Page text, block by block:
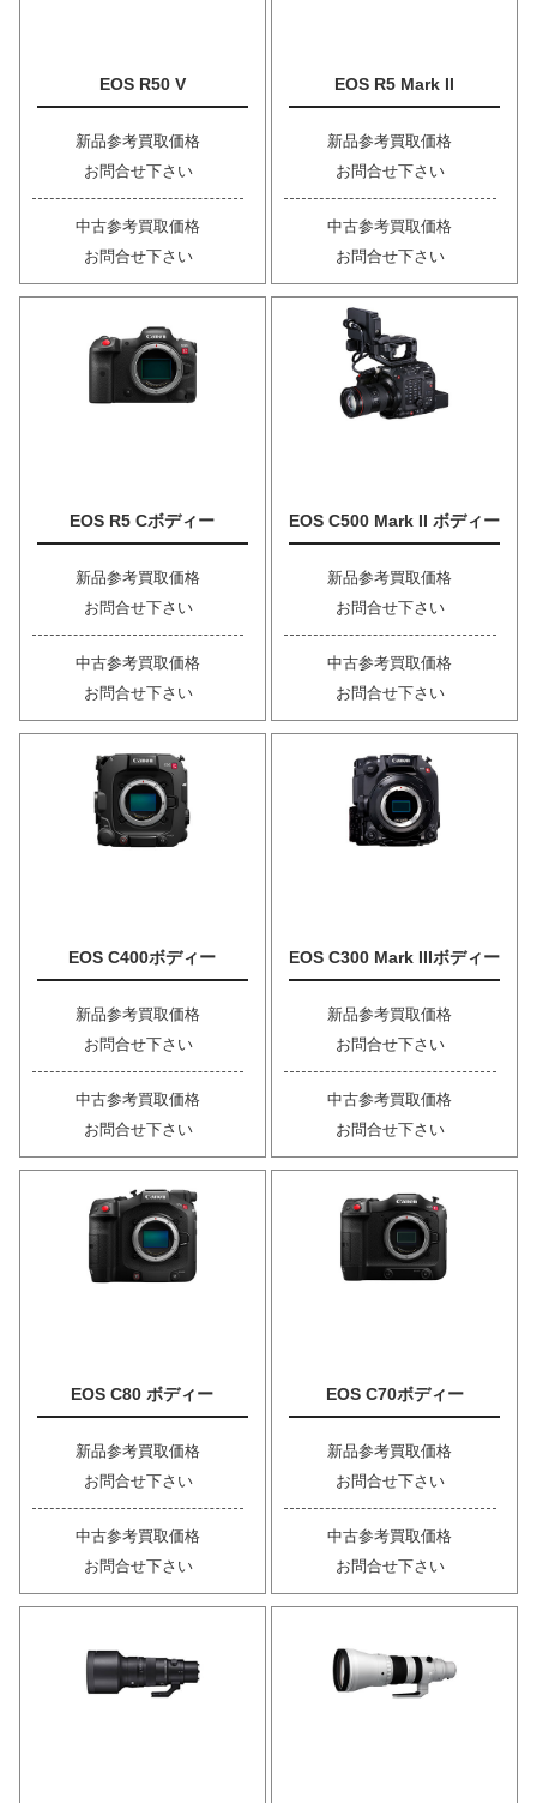
EOS R50 V
新品参考買取価格
お問合せ下さい
中古参考買取価格
お問合せ下さい
EOS R5 Mark II
新品参考買取価格
お問合せ下さい
中古参考買取価格
お問合せ下さい
EOS R5 Cボディー
新品参考買取価格
お問合せ下さい
中古参考買取価格
お問合せ下さい
EOS C500 Mark II ボディー
新品参考買取価格
お問合せ下さい
中古参考買取価格
お問合せ下さい
EOS C400ボディー
新品参考買取価格
お問合せ下さい
中古参考買取価格
お問合せ下さい
EOS C300 Mark IIIボディー
新品参考買取価格
お問合せ下さい
中古参考買取価格
お問合せ下さい
EOS C80 ボディー
新品参考買取価格
お問合せ下さい
中古参考買取価格
お問合せ下さい
EOS C70ボディー
新品参考買取価格
お問合せ下さい
中古参考買取価格
お問合せ下さい